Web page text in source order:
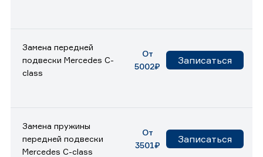
Замена передней
подвески Mercedes C-
class
От
5002₽
Записаться
Замена пружины
передней подвески
Mercedes C-class
От
3501₽
Записаться